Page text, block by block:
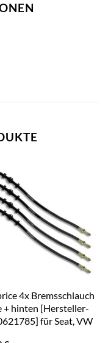
4x Bremsschlauch
+ hinten [Hersteller-
für Seat, VW